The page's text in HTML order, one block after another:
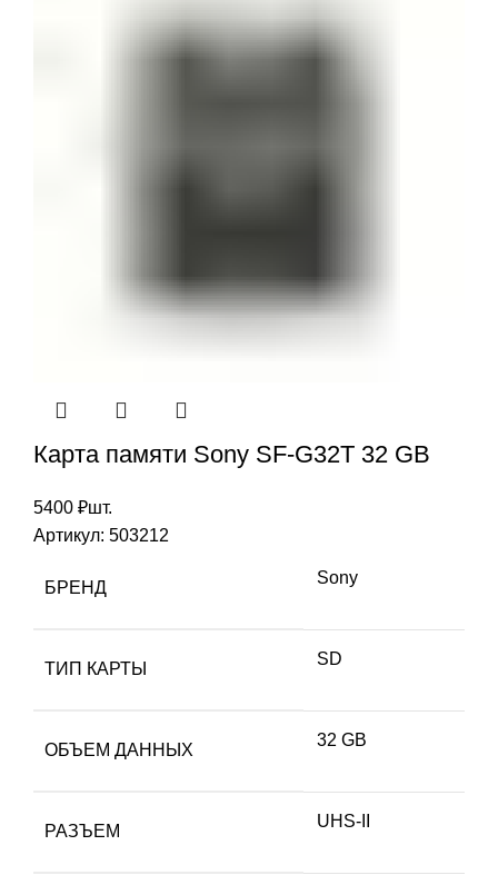
Карта памяти Sony SF-G32T 32 GB
5400 ₽шт.
Артикул: 503212
БРЕНД
Sony
ТИП КАРТЫ
SD
ОБЪЕМ ДАННЫХ
32 GB
РАЗЪЕМ
UHS-II